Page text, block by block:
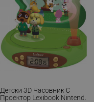
Детски 3D Часовник С
Проектор Lexibook Nintendo